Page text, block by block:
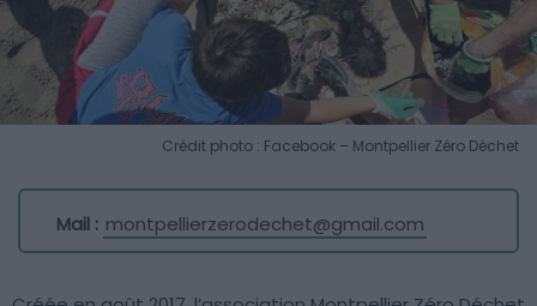
Crédit photo : Facebook – Montpellier Zéro Déchet
Mail : montpellierzerodechet@gmail.com